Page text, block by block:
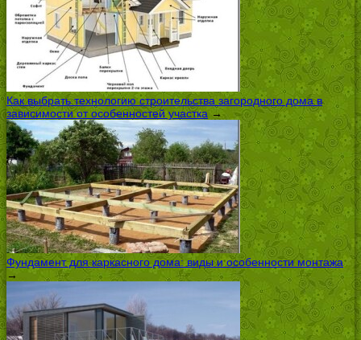
Как выбрать технологию строительства загородного дома в
зависимости от особенностей участка →
Фундамент для каркасного дома: виды и особенности монтажа
→